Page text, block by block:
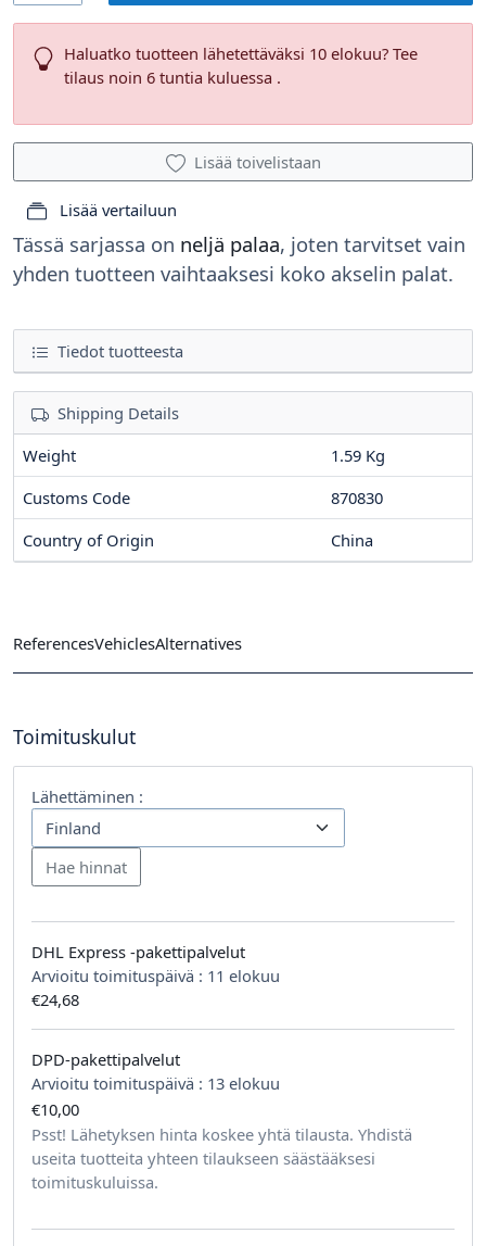
Tässä sarjassa on neljä palaa, joten tarvitset vain
yhden tuotteen vaihtaaksesi koko akselin palat.
Tiedot tuotteesta
Shipping Details
Weight
1.59 Kg
Customs Code
870830
Country of Origin
China
Haluatko tuotteen lähetettäväksi 10 elokuu? Tee
tilaus noin 6 tuntia kuluessa .
Lisää toivelistaan
Lisää vertailuun
ReferencesVehiclesAlternatives
Toimituskulut
Lähettäminen :
DHL Express -pakettipalvelut
Arvioitu toimituspäivä : 11 elokuu
€24,68
DPD-pakettipalvelut
Arvioitu toimituspäivä : 13 elokuu
€10,00
Psst! Lähetyksen hinta koskee yhtä tilausta. Yhdistä
useita tuotteita yhteen tilaukseen säästääksesi
toimituskuluissa.